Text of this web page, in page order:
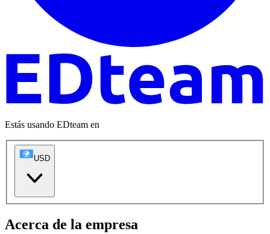
Estás usando EDteam en
USD
Acerca de la empresa